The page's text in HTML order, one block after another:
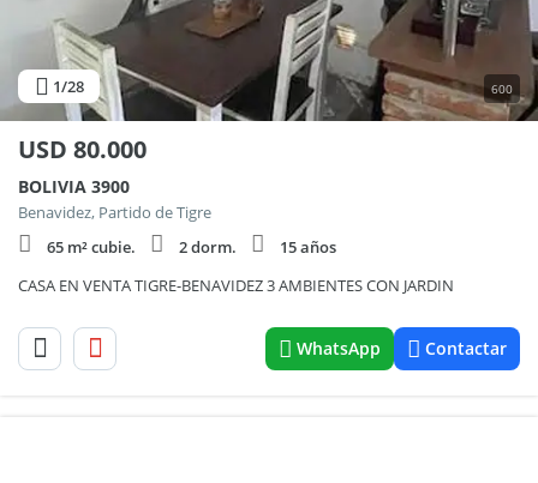
1/28 600
USD 80.000
BOLIVIA 3900
Benavidez, Partido de Tigre
65 m² cubie.
2 dorm.
15 años
CASA EN VENTA TIGRE-BENAVIDEZ 3 AMBIENTES CON JARDIN
WhatsApp Contactar